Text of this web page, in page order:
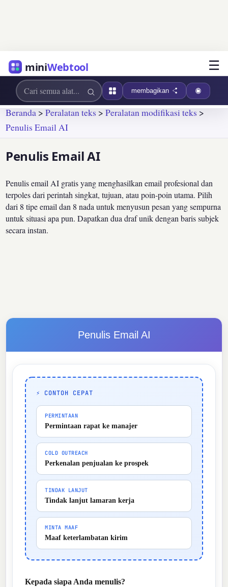
miniWebtool ☰
membagikan
Beranda>Peralatan teks>Peralatan modifikasi teks>
Penulis Email AI
Penulis Email AI
Penulis email AI gratis yang menghasilkan email profesional dan
terpoles dari perintah singkat, tujuan, atau poin-poin utama. Pilih
dari 8 tipe email dan 8 nada untuk menyusun pesan yang sempurna
untuk situasi apa pun. Dapatkan dua draf unik dengan baris subjek
secara instan.
Penulis Email AI
⚡ CONTOH CEPAT
PERMINTAAN
Permintaan rapat ke manajer
COLD OUTREACH
Perkenalan penjualan ke prospek
TINDAK LANJUT
Tindak lanjut lamaran kerja
MINTA MAAF
Maaf keterlambatan kirim
Kepada siapa Anda menulis?